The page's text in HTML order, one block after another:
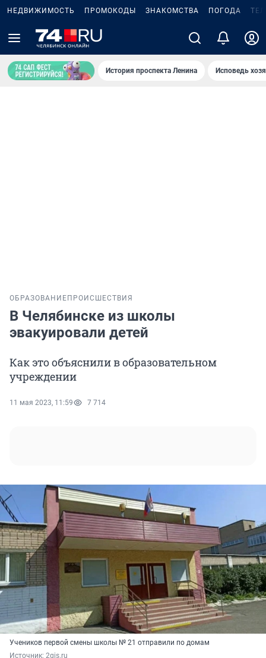
НЕДВИЖИМОСТЬ ПРОМОКОДЫ ЗНАКОМСТВА ПОГОДА
История проспекта Ленина Исповедь
ОБРАЗОВАНИЕ ПРОИСШЕСТВИЯ
В Челябинске из школы
эвакуировали детей
Как это объяснили в образовательном
учреждении
11 мая 2023, 11:59 7 714
Учеников первой смены школы № 21 отправили по домам
Источник: 2gis.ru